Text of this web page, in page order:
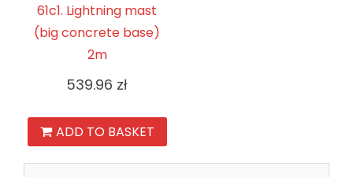
61c1. Lightning mast
(big concrete base)
2m
539.96 zł
ADD TO BASKET